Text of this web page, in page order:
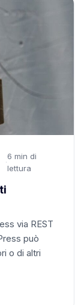
·
6 min di
lettura
via REST
può
o di altri